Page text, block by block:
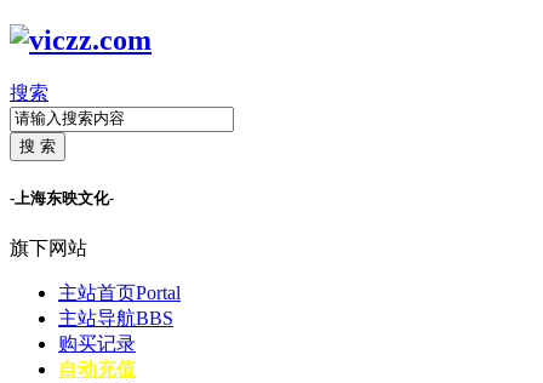
搜索
搜 索
-上海东映文化-
旗下网站
主站首页Portal
主站导航BBS
购买记录
自动充值